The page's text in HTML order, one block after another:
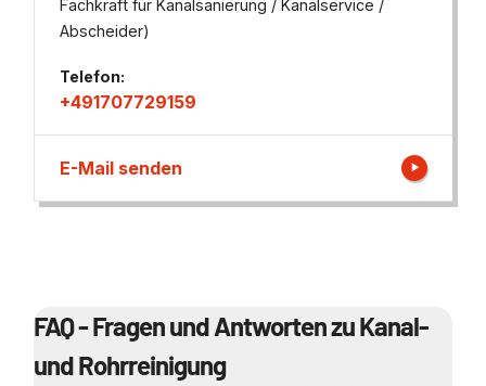
Fachkraft für Kanalsanierung / Kanalservice /
Abscheider)
Telefon:
+491707729159
E-Mail senden
FAQ - Fragen und Antworten zu Kanal-
und Rohrreinigung